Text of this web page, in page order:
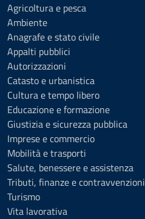
Agricoltura e pesca
Ambiente
Anagrafe e stato civile
Appalti pubblici
Autorizzazioni
Catasto e urbanistica
Cultura e tempo libero
Educazione e formazione
Giustizia e sicurezza pubblica
Imprese e commercio
Mobilità e trasporti
Salute, benessere e assistenza
Tributi, finanze e contravvenzioni
Turismo
Vita lavorativa